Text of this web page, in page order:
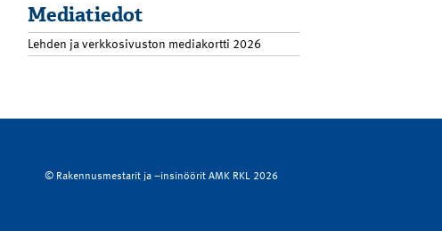
Mediatiedot
Lehden ja verkkosivuston mediakortti 2026
© Rakennusmestarit ja –insinöörit AMK RKL 2026